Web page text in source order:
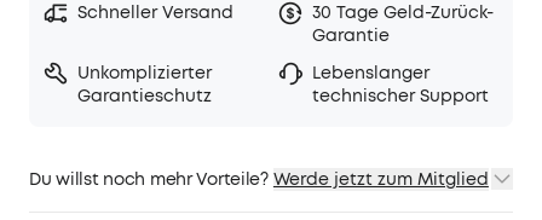
Schneller Versand
30 Tage Geld-Zurück-
Garantie
Unkomplizierter
Garantieschutz
Lebenslanger
technischer Support
Du willst noch mehr Vorteile? Werde jetzt zum Mitglied